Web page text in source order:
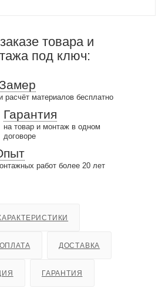
товара и
под ключ:
Замер
и расчёт материалов бесплатно
Гарантия
на товар и монтаж в одном
договоре
работ более 20 лет
ОПЛАТА ДОСТАВКА
ГАРАНТИЯ